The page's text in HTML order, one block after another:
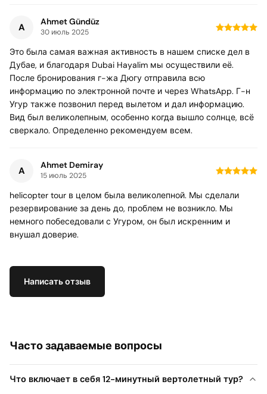
A Ahmet Gündüz
30 июль 2025
Это была самая важная активность в нашем списке дел в
Дубае, и благодаря Dubai Hayalim мы осуществили её.
После бронирования г-жа Дюгу отправила всю
информацию по электронной почте и через WhatsApp. Г-н
Угур также позвонил перед вылетом и дал информацию.
Вид был великолепным, особенно когда вышло солнце, всё
сверкало. Определенно рекомендуем всем.
A Ahmet Demiray
15 июль 2025
helicopter tour в целом была великолепной. Мы сделали
резервирование за день до, проблем не возникло. Мы
немного побеседовали с Угуром, он был искренним и
внушал доверие.
Написать отзыв
Часто задаваемые вопросы
Что включает в себя 12-минутный вертолетный тур?